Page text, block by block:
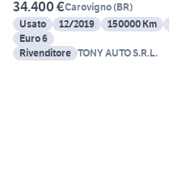
34.400 €Carovigno(BR)
Usato
12/2019 150000 Km
Euro 6
Rivenditore TONY AUTO S.R.L.